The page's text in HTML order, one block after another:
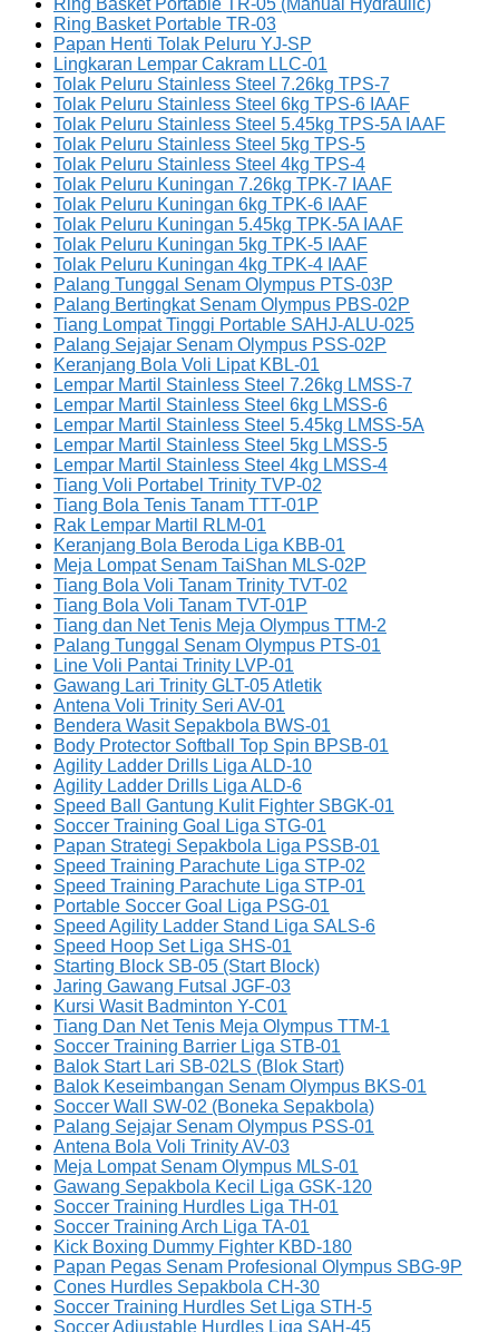
Ring Basket Portable TR-03
Papan Henti Tolak Peluru YJ-SP
Lingkaran Lempar Cakram LLC-01
Tolak Peluru Stainless Steel 7.26kg TPS-7
Tolak Peluru Stainless Steel 6kg TPS-6 IAAF
Tolak Peluru Stainless Steel 5.45kg TPS-5A IAAF
Tolak Peluru Stainless Steel 5kg TPS-5
Tolak Peluru Stainless Steel 4kg TPS-4
Tolak Peluru Kuningan 7.26kg TPK-7 IAAF
Tolak Peluru Kuningan 6kg TPK-6 IAAF
Tolak Peluru Kuningan 5.45kg TPK-5A IAAF
Tolak Peluru Kuningan 5kg TPK-5 IAAF
Tolak Peluru Kuningan 4kg TPK-4 IAAF
Palang Tunggal Senam Olympus PTS-03P
Palang Bertingkat Senam Olympus PBS-02P
Tiang Lompat Tinggi Portable SAHJ-ALU-025
Palang Sejajar Senam Olympus PSS-02P
Keranjang Bola Voli Lipat KBL-01
Lempar Martil Stainless Steel 7.26kg LMSS-7
Lempar Martil Stainless Steel 6kg LMSS-6
Lempar Martil Stainless Steel 5.45kg LMSS-5A
Lempar Martil Stainless Steel 5kg LMSS-5
Lempar Martil Stainless Steel 4kg LMSS-4
Tiang Voli Portabel Trinity TVP-02
Tiang Bola Tenis Tanam TTT-01P
Rak Lempar Martil RLM-01
Keranjang Bola Beroda Liga KBB-01
Meja Lompat Senam TaiShan MLS-02P
Tiang Bola Voli Tanam Trinity TVT-02
Tiang Bola Voli Tanam TVT-01P
Tiang dan Net Tenis Meja Olympus TTM-2
Palang Tunggal Senam Olympus PTS-01
Line Voli Pantai Trinity LVP-01
Gawang Lari Trinity GLT-05 Atletik
Antena Voli Trinity Seri AV-01
Bendera Wasit Sepakbola BWS-01
Body Protector Softball Top Spin BPSB-01
Agility Ladder Drills Liga ALD-10
Agility Ladder Drills Liga ALD-6
Speed Ball Gantung Kulit Fighter SBGK-01
Soccer Training Goal Liga STG-01
Papan Strategi Sepakbola Liga PSSB-01
Speed Training Parachute Liga STP-02
Speed Training Parachute Liga STP-01
Portable Soccer Goal Liga PSG-01
Speed Agility Ladder Stand Liga SALS-6
Speed Hoop Set Liga SHS-01
Starting Block SB-05 (Start Block)
Jaring Gawang Futsal JGF-03
Kursi Wasit Badminton Y-C01
Tiang Dan Net Tenis Meja Olympus TTM-1
Soccer Training Barrier Liga STB-01
Balok Start Lari SB-02LS (Blok Start)
Balok Keseimbangan Senam Olympus BKS-01
Soccer Wall SW-02 (Boneka Sepakbola)
Palang Sejajar Senam Olympus PSS-01
Antena Bola Voli Trinity AV-03
Meja Lompat Senam Olympus MLS-01
Gawang Sepakbola Kecil Liga GSK-120
Soccer Training Hurdles Liga TH-01
Soccer Training Arch Liga TA-01
Kick Boxing Dummy Fighter KBD-180
Papan Pegas Senam Profesional Olympus SBG-9P
Cones Hurdles Sepakbola CH-30
Soccer Training Hurdles Set Liga STH-5
Soccer Adjustable Hurdles Liga SAH-45